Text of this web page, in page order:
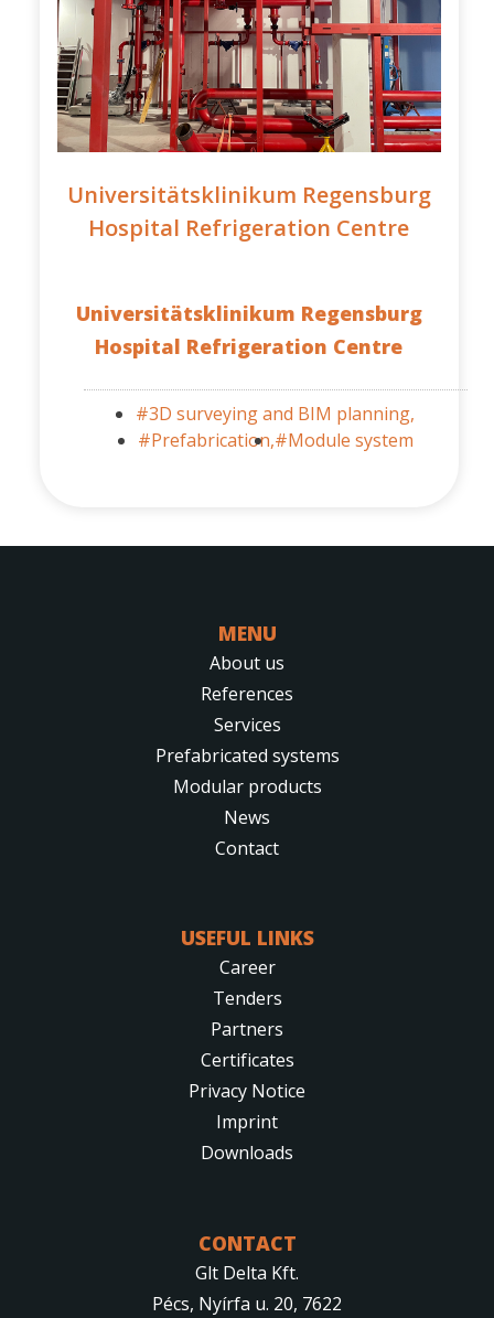
Universitätsklinikum Regensburg
Hospital Refrigeration Centre
Universitätsklinikum Regensburg
Hospital Refrigeration Centre
#3D surveying and BIM planning,
#Prefabrication,#Module system
MENU
About us
References
Services
Prefabricated systems
Modular products
News
Contact
USEFUL LINKS
Career
Tenders
Partners
Certificates
Privacy Notice
Imprint
Downloads
CONTACT
Glt Delta Kft.
Pécs, Nyírfa u. 20, 7622